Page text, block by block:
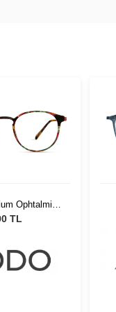
Ophtalmic
004
TL